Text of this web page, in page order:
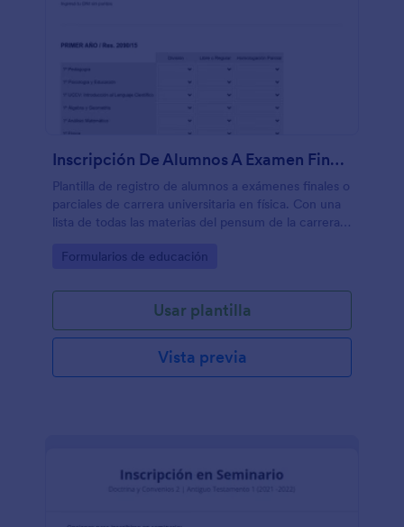
Inscripción De Alumnos A Examen Final Profesorado En Física
Plantilla de registro de alumnos a exámenes finales o
parciales de carrera universitaria en física. Con una
lista de todas las materias del pensum de la carrera,
catedráticos o personal administrativo.
Go to Category:
Formularios de educación
Usar plantilla
Vista previa